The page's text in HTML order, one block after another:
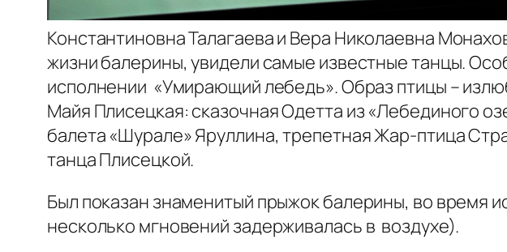
Константиновна Талагаева и Вера Николаевна
жизни балерины, увидели самые известные танцы.
исполнении «Умирающий лебедь». Образ птицы –
Майя Плисецкая: сказочная Одетта из «Лебединого
балета «Шурале» Яруллина, трепетная Жар-птица
танца Плисецкой.
Был показан знаменитый прыжок балерины, во время
несколько мгновений задерживалась в воздухе).